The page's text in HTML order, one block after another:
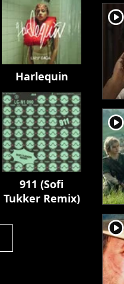
Harlequin
911 (Sofi
Tukker Remix)
player2